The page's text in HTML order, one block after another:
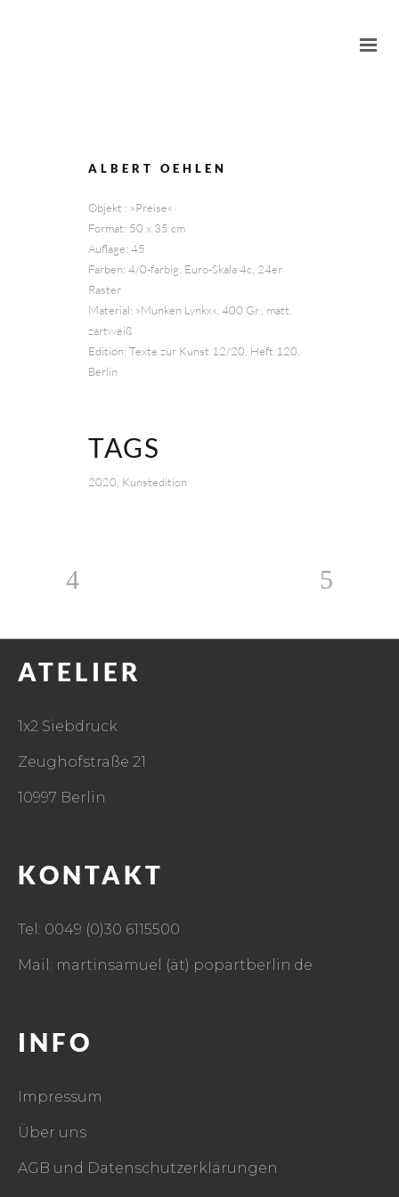
ALBERT OEHLEN
Objekt : »Preise«
Format: 50 x 35 cm
Auflage: 45
Farben: 4/0-farbig, Euro-Skala 4c, 24er
Raster
Material: »Munken Lynkx«, 400 Gr., matt,
zartweiß
Edition: Texte zur Kunst 12/20, Heft 120,
Berlin
TAGS
2020, Kunstedition
ATELIER
1x2 Siebdruck
Zeughofstraße 21
10997 Berlin
KONTAKT
Tel: 0049 (0)30 6115500
Mail: martinsamuel (ät) popartberlin.de
INFO
Impressum
Über uns
AGB und Datenschutzerklärungen